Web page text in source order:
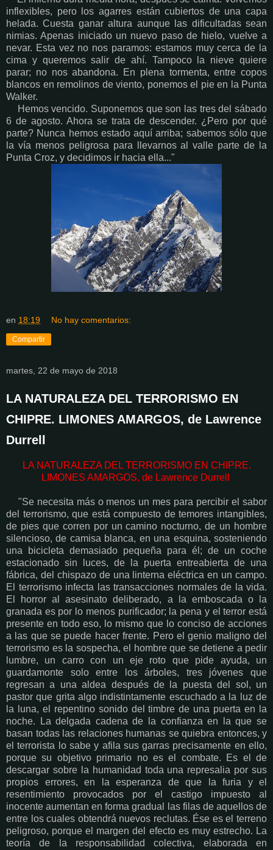
inflexibles, pero los agarres están cubiertos de una capa
helada. Cuesta ganar altura aunque las dificultadas sean
nimias. Apenas iniciado un nuevo paso de hielo, vuelve a
nevar. Esta vez no nos paramos: estamos muy cerca de la
cima y queremos salir de ahí. Tampoco la nieve quiere
parar; no nos abandona. En plena tormenta, entre copos
blancos en remolinos de viento, ponemos el pie en la Punta
Walker.
Hemos vencido. Suponemos que son las tres del sábado
6 de agosto. Ahora se trata de descender. ¿Pero por qué
parte? Nunca hemos estado aquí arriba; sabemos sólo que
la vía menos peligrosa para llevarnos al valle parte de la
Punta Croz, y decidimos ir hacia ella..."
en 18:19 No hay comentarios:
Compartir
martes, 22 de mayo de 2018
LA NATURALEZA DEL TERRORISMO EN
CHIPRE. LIMONES AMARGOS, de Lawrence
Durrell
LA NATURALEZA DEL TERRORISMO EN CHIPRE.
LIMONES AMARGOS, de Lawrence Durrell
"Se necesita más o menos un mes para percibir el sabor
del terrorismo, que está compuesto de temores intangibles,
de pies que corren por un camino nocturno, de un hombre
silencioso, de camisa blanca, en una esquina, sosteniendo
una bicicleta demasiado pequeña para él; de un coche
estacionado sin luces, de la puerta entreabierta de una
fábrica, del chispazo de una linterna eléctrica en un campo.
El terrorismo infecta las transacciones normales de la vida.
El horror al asesinato deliberado, a la emboscada o la
granada es por lo menos purificador; la pena y el terror está
presente en todo eso, lo mismo que lo conciso de acciones
a las que se puede hacer frente. Pero el genio maligno del
terrorismo es la sospecha, el hombre que se detiene a pedir
lumbre, un carro con un eje roto que pide ayuda, un
guardamonte solo entre los árboles, tres jóvenes que
regresan a una aldea después de la puesta del sol, un
pastor que grita algo indistintamente escuchado a la luz de
la luna, el repentino sonido del timbre de una puerta en la
noche. La delgada cadena de la confianza en la que se
basan todas las relaciones humanas se quiebra entonces, y
el terrorista lo sabe y afila sus garras precisamente en ello,
porque su objetivo primario no es el combate. Es el de
descargar sobre la humanidad toda una represalia por sus
propios errores, en la esperanza de que la furia y el
resentimiento provocados por el castigo impuesto al
inocente aumentan en forma gradual las filas de aquellos de
entre los cuales obtendrá nuevos reclutas. Ése es el terreno
peligroso, porque el margen del efecto es muy estrecho. La
teoría de la responsabilidad colectiva, elaborada en